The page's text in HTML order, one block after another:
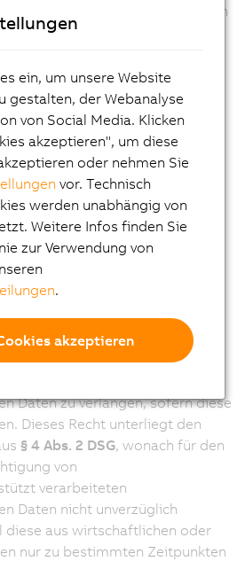
des Landes wenden, in
oder in dem die
Ihrer Meinung nach erfolgt ist.
stehen Ihnen zudem
haben das Recht, von uns
(Textform) eine Auskunft
personenbezogenen
Art. 15 DSGVOzu erhalten.
durch die Ausnahmen
, wonach das Auskunftsrecht
wenn durch die Erteilung
Geschäfts- oder
des Verantwortlichen bzw. Dritter
: Sie haben das Recht, gemäß
uns die unverzügliche
Daten zu verlangen, sofern diese
Dieses Recht unterliegt den
§ 4 Abs. 2 DSG, wonach für den
von
verarbeiteten
Daten nicht unverzüglich
diese aus wirtschaftlichen oder
nur zu bestimmten Zeitpunkten
ein, um unsere Website
gestalten, der Webanalyse
von Social Media. Klicken
akzeptieren", um diese
oder nehmen Sie
vor. Technisch
werden unabhängig von
Weitere Infos finden Sie
zur Verwendung von
.
akzeptieren